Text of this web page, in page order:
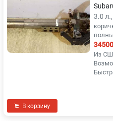
3.0
Из
В корзину